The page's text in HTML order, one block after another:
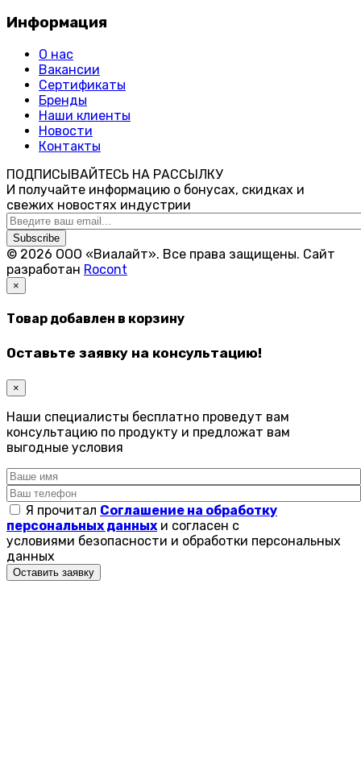
Информация
О нас
Вакансии
Сертификаты
Бренды
Наши клиенты
Новости
Контакты
ПОДПИСЫВАЙТЕСЬ НА РАССЫЛКУ
И получайте информацию о бонусах, скидках и
свежих новостях индустрии
Subscribe
© 2026 ООО «Виалайт». Все права защищены. Cайт
разработан Rocont
×
Товар добавлен в корзину
Оставьте заявку на консультацию!
×
Наши специалисты бесплатно проведут вам
консультацию по продукту и предложат вам
выгодные условия
Я прочитал Соглашение на обработку
персональных данных и согласен с
условиями безопасности и обработки персональных
данных
Оставить заявку